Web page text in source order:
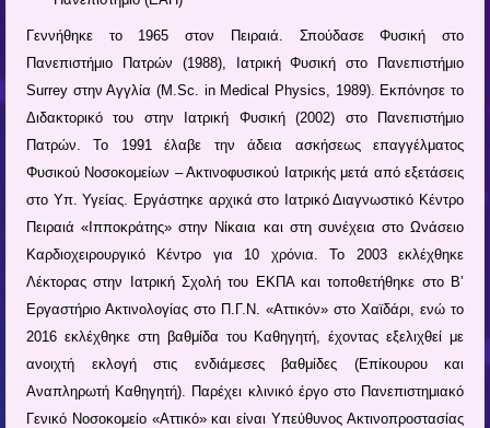
Γεννήθηκε το 1965 στον Πειραιά. Σπούδασε Φυσική στο
Πανεπιστήμιο Πατρών (1988), Ιατρική Φυσική στο Πανεπιστήμιο
Surrey στην Αγγλία (M.Sc. in Medical Physics, 1989). Εκπόνησε το
Διδακτορικό του στην Ιατρική Φυσική (2002) στο Πανεπιστήμιο
Πατρών. Το 1991 έλαβε την άδεια ασκήσεως επαγγέλματος
Φυσικού Νοσοκομείων – Ακτινοφυσικού Ιατρικής μετά από εξετάσεις
στο Υπ. Υγείας. Εργάστηκε αρχικά στο Ιατρικό Διαγνωστικό Κέντρο
Πειραιά «Ιπποκράτης» στην Νίκαια και στη συνέχεια στο Ωνάσειο
Καρδιοχειρουργικό Κέντρο για 10 χρόνια. Το 2003 εκλέχθηκε
Λέκτορας στην Ιατρική Σχολή του ΕΚΠΑ και τοποθετήθηκε στο Β’
Εργαστήριο Ακτινολογίας στο Π.Γ.Ν. «Αττικόν» στο Χαϊδάρι, ενώ το
2016 εκλέχθηκε στη βαθμίδα του Καθηγητή, έχοντας εξελιχθεί με
ανοιχτή εκλογή στις ενδιάμεσες βαθμίδες (Επίκουρου και
Αναπληρωτή Καθηγητή). Παρέχει κλινικό έργο στο Πανεπιστημιακό
Γενικό Νοσοκομείο «Αττικό» και είναι Υπεύθυνος Ακτινοπροστασίας